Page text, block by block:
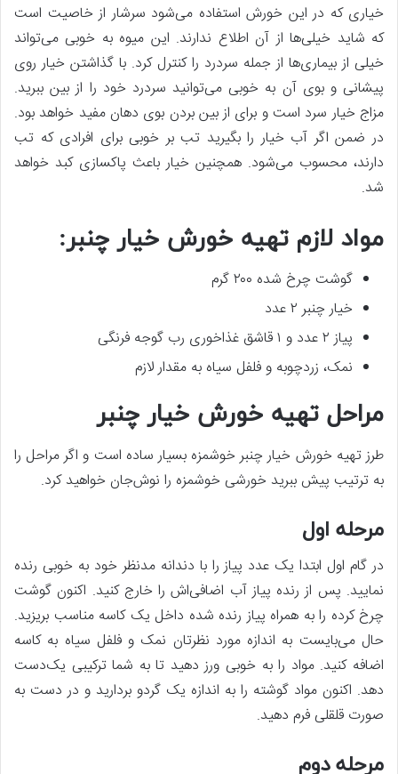
خیاری که در این خورش استفاده می‌شود سرشار از خاصیت است
که شاید خیلی‌ها از آن اطلاع ندارند. این میوه به خوبی می‌تواند
خیلی از بیماری‌ها از جمله سردرد را کنترل کرد. با گذاشتن خیار رو‌ی
پیشانی و بوی آن به خوبی می‌توانید سردرد خود را از بین ببرید.
مزاج خیار سرد است و برای از بین بردن بوی دهان مفید خواهد بود.
در ضمن اگر آب خیار را بگیرید تب بر خوبی برای افرادی که تب
دارند، محسوب می‌شود. همچنین خیار باعث پاکسازی کبد خواهد
شد.
مواد لازم تهیه خورش خیار چنبر:
گوشت چرخ شده ۲۰۰ گرم
خیار چنبر ۲ عدد
پیاز ۲ عدد و ۱ قاشق غذاخوری رب گوجه فرنگی
نمک، زردچوبه و فلفل سیاه به مقدار لازم
مراحل تهیه خورش خیار چنبر
طرز تهیه خورش خیار چنبر خوشمزه بسیار ساده است و اگر مراحل را
به ترتیب پیش ببرید خورشی خوشمزه را نوش‌جان خواهید کرد.
مرحله اول
در گام اول ابتدا یک عدد پیاز را با دندانه مدنظر خود به خوبی رنده
نمایید. پس از رنده پیاز آب اضافی‌اش را خارج کنید. اکنون گوشت
چرخ کرده را به همراه پیاز رنده شده داخل یک کاسه مناسب بریزید.
حال می‌بایست به اندازه مورد نظرتان نمک و فلفل سیاه به کاسه
اضافه کنید. مواد را به خوبی ورز دهید تا به شما ترکیبی یک‌دست
دهد. اکنون مواد گوشته را به اندازه یک گردو بردارید و در دست به
صورت قلقلی فرم دهید.
مرحله دوم